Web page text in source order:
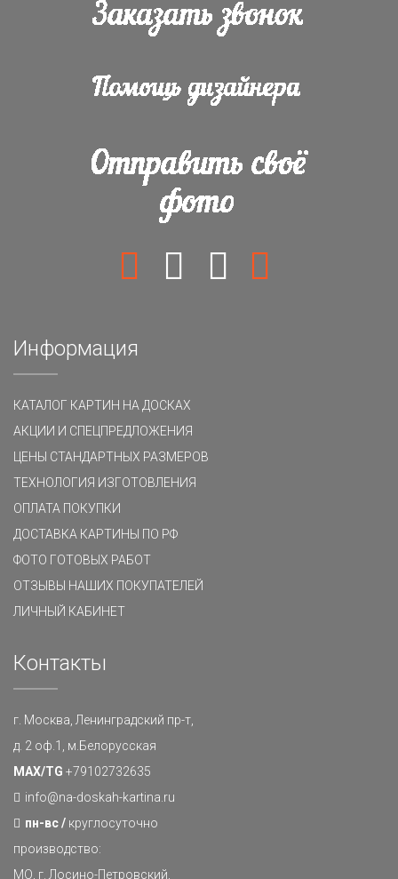
Информация
КАТАЛОГ КАРТИН НА ДОСКАХ
АКЦИИ И СПЕЦПРЕДЛОЖЕНИЯ
ЦЕНЫ СТАНДАРТНЫХ РАЗМЕРОВ
ТЕХНОЛОГИЯ ИЗГОТОВЛЕНИЯ
ОПЛАТА ПОКУПКИ
ДОСТАВКА КАРТИНЫ ПО РФ
ФОТО ГОТОВЫХ РАБОТ
ОТЗЫВЫ НАШИХ ПОКУПАТЕЛЕЙ
ЛИЧНЫЙ КАБИНЕТ
Контакты
г. Москва, Ленинградский пр-т,
д. 2 оф.1, м.Белорусская
MAX/TG +79102732635
info@na-doskah-kartina.ru
пн-вс / круглосуточно
производство:
МО, г. Лосино-Петровский,